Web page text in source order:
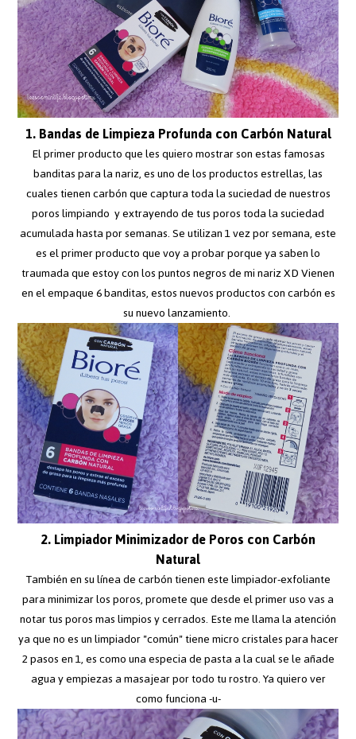
1. Bandas de Limpieza Profunda con Carbón Natural
El primer producto que les quiero mostrar son estas famosas
banditas para la nariz, es uno de los productos estrellas, las
cuales tienen carbón que captura toda la suciedad de nuestros
poros limpiando y extrayendo de tus poros toda la suciedad
acumulada hasta por semanas. Se utilizan 1 vez por semana, este
es el primer producto que voy a probar porque ya saben lo
traumada que estoy con los puntos negros de mi nariz XD Vienen
en el empaque 6 banditas, estos nuevos productos con carbón es
su nuevo lanzamiento.
2. Limpiador Minimizador de Poros con Carbón
Natural
También en su línea de carbón tienen este limpiador-exfoliante
para minimizar los poros, promete que desde el primer uso vas a
notar tus poros mas limpios y cerrados. Este me llama la atención
ya que no es un limpiador "común" tiene micro cristales para hacer
2 pasos en 1, es como una especia de pasta a la cual se le añade
agua y empiezas a masajear por todo tu rostro. Ya quiero ver
como funciona -u-